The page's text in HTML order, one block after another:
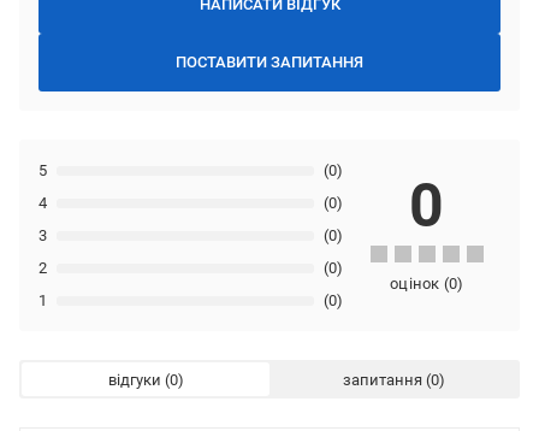
НАПИСАТИ ВІДГУК
ПОСТАВИТИ ЗАПИТАННЯ
1 (0)
2 (0)
3 (0)
4 (0)
5 (0)
0
оцінок (0)
відгуки запитання